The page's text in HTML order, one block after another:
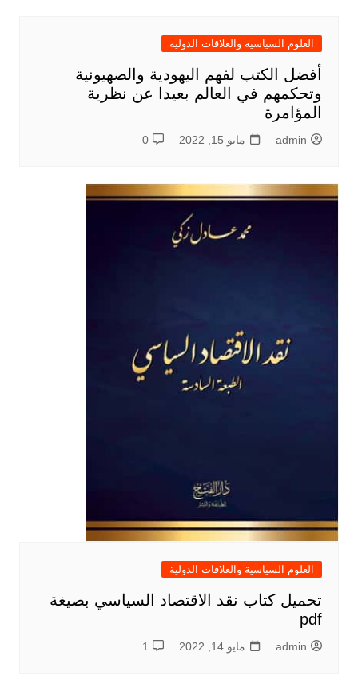
العلوم السياسية والعلاقات الدولية
أفضل الكتب لفهم اليهودية والصهيونية
وتحكمهم في العالم بعيدا عن نظرية
المؤامرة
admin مايو 15, 2022 0
العلوم السياسية والعلاقات الدولية
تحميل كتاب نقد الاقتصاد السياسي بصيغة
pdf
admin مايو 14, 2022 1